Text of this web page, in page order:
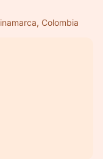
Colombia